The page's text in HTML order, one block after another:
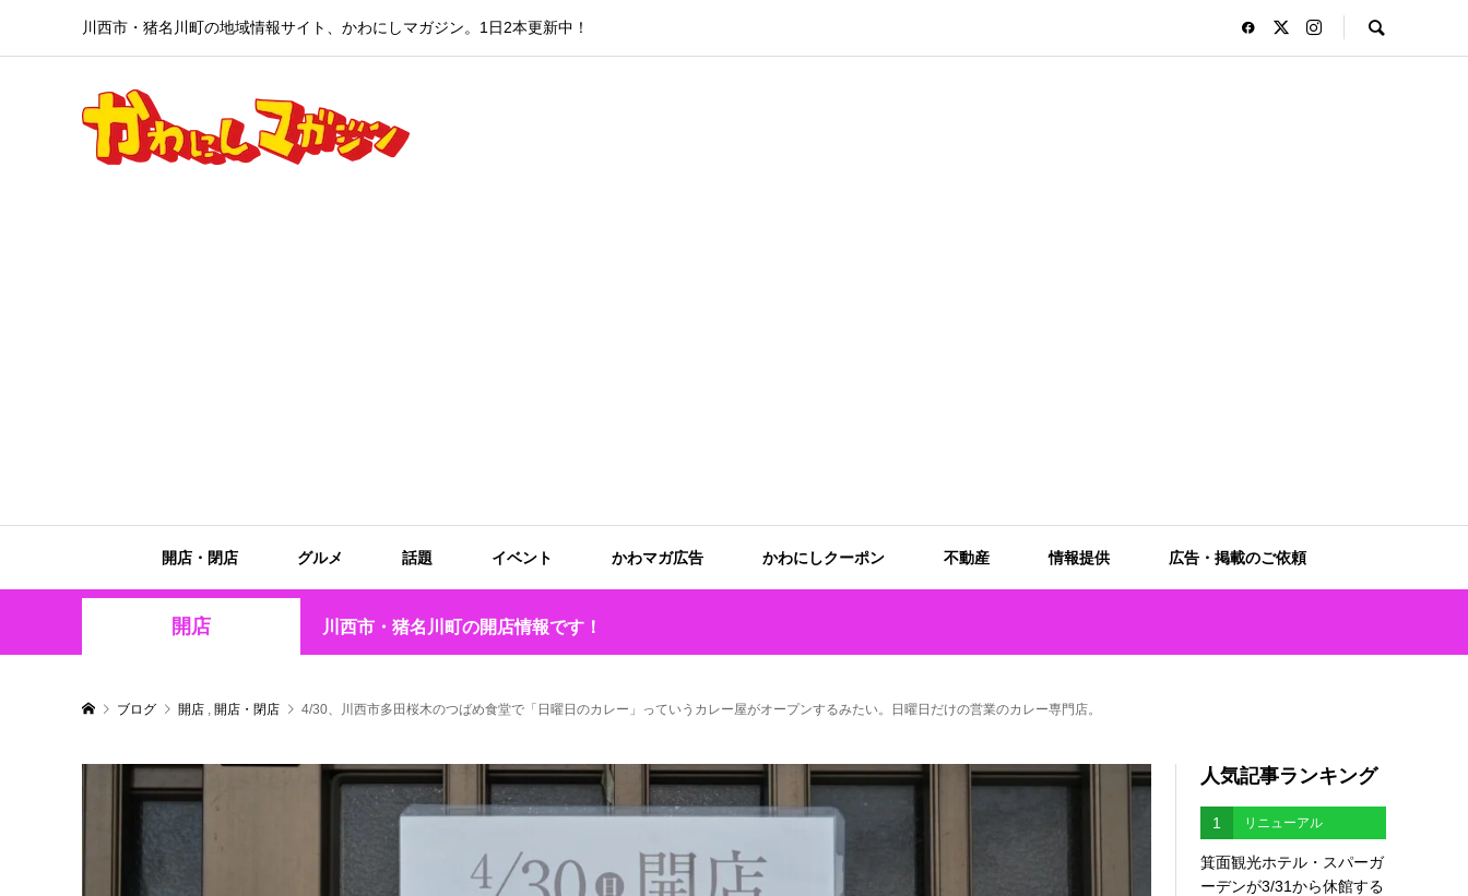
川西市・猪名川町の地域情報サイト、かわにしマガジン。1日2本更新中！
開店・閉店 グルメ 話題 イベント かわマガ広告 かわにしクーポン 不動産 情報提供 広告・掲載のご依頼
開店 川西市・猪名川町の開店情報です！
ブログ 開店 , 開店・閉店 4/30、川西市多田桜木のつばめ食堂で「日曜日のカレー」っていうカレー屋がオープンするみたい。日曜日だけの営業のカレー専門店。
人気記事ランキング
1 リニューアル
箕面観光ホテル・スパーガ
ーデンが3/31から休館する